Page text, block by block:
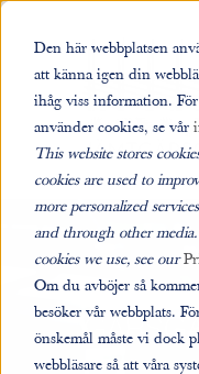
Den här webbplatsen
att känna igen din
ihåg viss information.
använder cookies, se vår
This website stores
cookies are used to
more personalized
and through other
cookies we use, see our
Om du avböjer så
besöker vår webbplats.
önskemål måste vi dock
webbläsare så att våra